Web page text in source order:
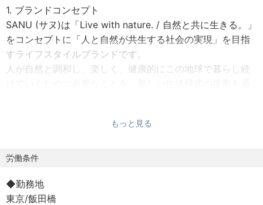
1. ブランドコンセプト
SANU (サヌ)は「Live with nature. / 自然と共に生きる。」
をコンセプトに「⼈と⾃然が共⽣する社会の実現」を⽬指
すライフスタイルブランドです。
⼈が⾃然と調和し、楽しく、健康的にこの地球で暮らし続
活を肯定しながら、オルタナティブなあり方を模索し、自
す。
もっと見る
労働条件
◆勤務地
東京/飯田橋